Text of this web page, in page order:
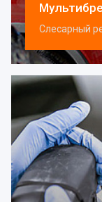
Слесарный